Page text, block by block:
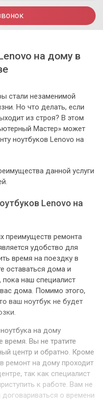
на дому в
стали незаменимой
Но что делать, если
из строя? В этом
Мастер» может
ноутбуков Lenovo на
данной услуги
Lenovo на
преимуществ ремонта
удобство для
время на поездку в
оставаться дома и
наш специалист
дома. Помимо этого,
ваш ноутбук не будет
на дому
время. Вы не тратите
центр и обратно. Кроме
ремонт на дому проходит
так как специалист
к работе. Вам не
о времени